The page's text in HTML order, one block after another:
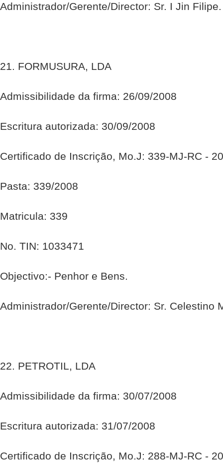
Administrador/Gerente/Director: Sr. I Jin Filipe.
21. FORMUSURA, LDA
Admissibilidade da firma: 26/09/2008
Escritura autorizada: 30/09/2008
Certificado de Inscrição, Mo.J: 339-MJ-RC -
Pasta: 339/2008
Matricula: 339
No. TIN: 1033471
Objectivo:- Penhor e Bens.
Administrador/Gerente/Director: Sr. Celestino
22. PETROTIL, LDA
Admissibilidade da firma: 30/07/2008
Escritura autorizada: 31/07/2008
Certificado de Inscrição, Mo.J: 288-MJ-RC -